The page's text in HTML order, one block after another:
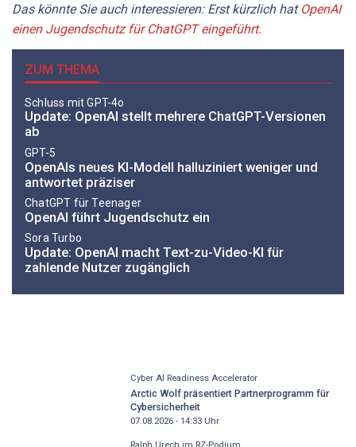
Das könnte Sie auch interessieren: Erst kürzlich hat OpenAI
einen Jugendschutz für ChatGPT eingeführt.
ZUM THEMA
Schluss mit GPT-4o
Update: OpenAI stellt mehrere ChatGPT-Versionen
ab
GPT-5
OpenAIs neues KI-Modell halluziniert weniger und
antwortet präziser
ChatGPT für Teenager
OpenAI führt Jugendschutz ein
Sora Turbo
Update: OpenAI macht Text-zu-Video-KI für
zahlende Nutzer zugänglich
Cyber AI Readiness Accelerator
Arctic Wolf präsentiert Partnerprogramm für
Cybersicherheit
07.08.2026 - 14:33Uhr
Ralph Urech im RZ-Podium